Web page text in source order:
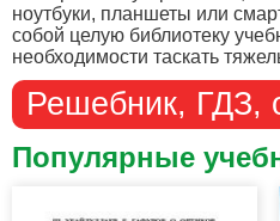
ноутбуки, планшеты или
собой целую библиотеку
необходимости таскать
Решебник, ГДЗ,
Популярные